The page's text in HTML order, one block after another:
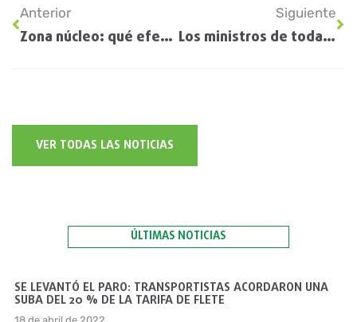
Anterior
Zona núcleo: qué efectos tienen para los principales cultivos las lluvias de la última semana
Siguiente
Los ministros de todas las provincias preparan pedidos para hacer a Nación en el Consejo Federal Agropecuario
VER TODAS LAS NOTICIAS
ÚLTIMAS NOTICIAS
SE LEVANTÓ EL PARO: TRANSPORTISTAS ACORDARON UNA
SUBA DEL 20 % DE LA TARIFA DE FLETE